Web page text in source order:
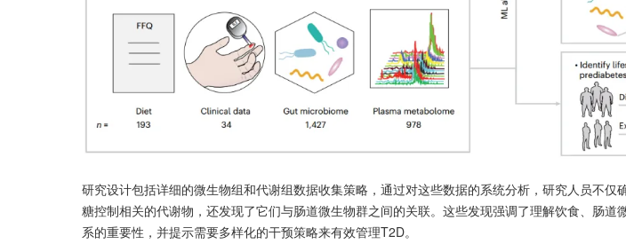
研究设计包括详细的微生物组和代谢组数据收集策略，通过对这些数据的系统分析，研究人员不仅
糖控制相关的代谢物，还发现了它们与肠道微生物群之间的关联。这些发现强调了理解饮食、肠道
系的重要性，并提示需要多样化的干预策略来有效管理T2D。